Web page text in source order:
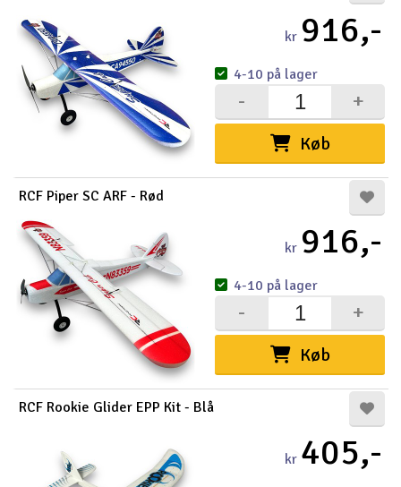
kr 916,-
Køb
+
-
4-10 på lager
RCF Piper SC ARF - Rød
kr 916,-
Køb
+
-
4-10 på lager
RCF Rookie Glider EPP Kit - Blå
kr 405,-